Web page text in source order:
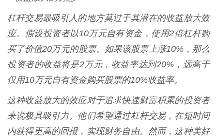
杠杆交易最吸引人的地方莫过于其潜在的收益放大效
应。假设投资者以10万元自有资金，使用2倍杠杆购
买了价值20万元的股票。如果该股票上涨10%，那么
投资者的收益将是2万元，收益率达到20%，远高于
仅用10万元自有资金购买股票的10%收益率。
这种收益放大的效应对于追求快速财富积累的投资者
来说极具吸引力。他们希望通过杠杆交易，在短时间
内获得更高的回报，实现财务自由。然而，这种美好